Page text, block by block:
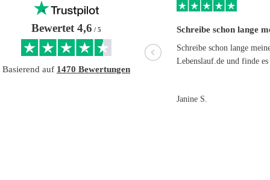
Bewertet 4,6 / 5
Basierend auf 1470 Bewertungen
Schreibe schon lange
Schreibe schon lange
Lebenslauf.de und finde es
Janine S.